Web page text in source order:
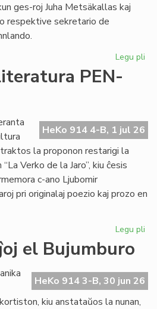
ges-roj Juha Metsäkallas kaj
respektive sekretario de
Legu pli
PEN-
HeKo 914 4-B, 1 jul 26
la proponon restarigi la
Verko de la Jaro”, kiu ĉesis
c-ano Ljubomir
pri originalaj poezio kaj prozo en
Legu pli
el Bujumburo
HeKo 914 3-B, 30 jun 26
kiu anstataŭos la nunan,